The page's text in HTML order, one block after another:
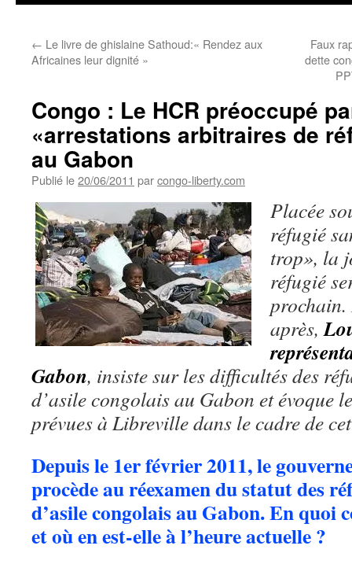
← Le livre de ghislaine Sathoud:« Rendez aux
Africaines leur dignité »
Faux
dette
Congo : Le HCR préoccupé
«arrestations arbitraires de
au Gabon
Publié le20/06/2011 parcongo-liberty.com
Placée
réfugié
trop», la
réfugié
après,
Gabon, insiste sur les difficultés des
d’asile congolais au Gabon et évoque
prévues à Libreville dans le cadre de
Depuis le 1er février 2011, le
procède au réexamen du statut des
d’asile congolais au Gabon. En quoi
et où en est-elle à l’heure actuelle ?